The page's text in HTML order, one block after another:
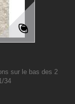
sur le bas des 2
34